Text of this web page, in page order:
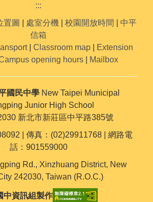
:::
置圖 處室分機 校園開放時間
中平
信箱
| Classroom map
Extension
opening hours| Mailbox
國民中學 New Taipei Municipal
Junior High School
新北市新莊區中平路385號
| 傳真：(02)29911768 | 網路電
話：901559000
Rd., Xinzhuang District, New
242030, Taiwan (R.O.C.)
中資訊組製作